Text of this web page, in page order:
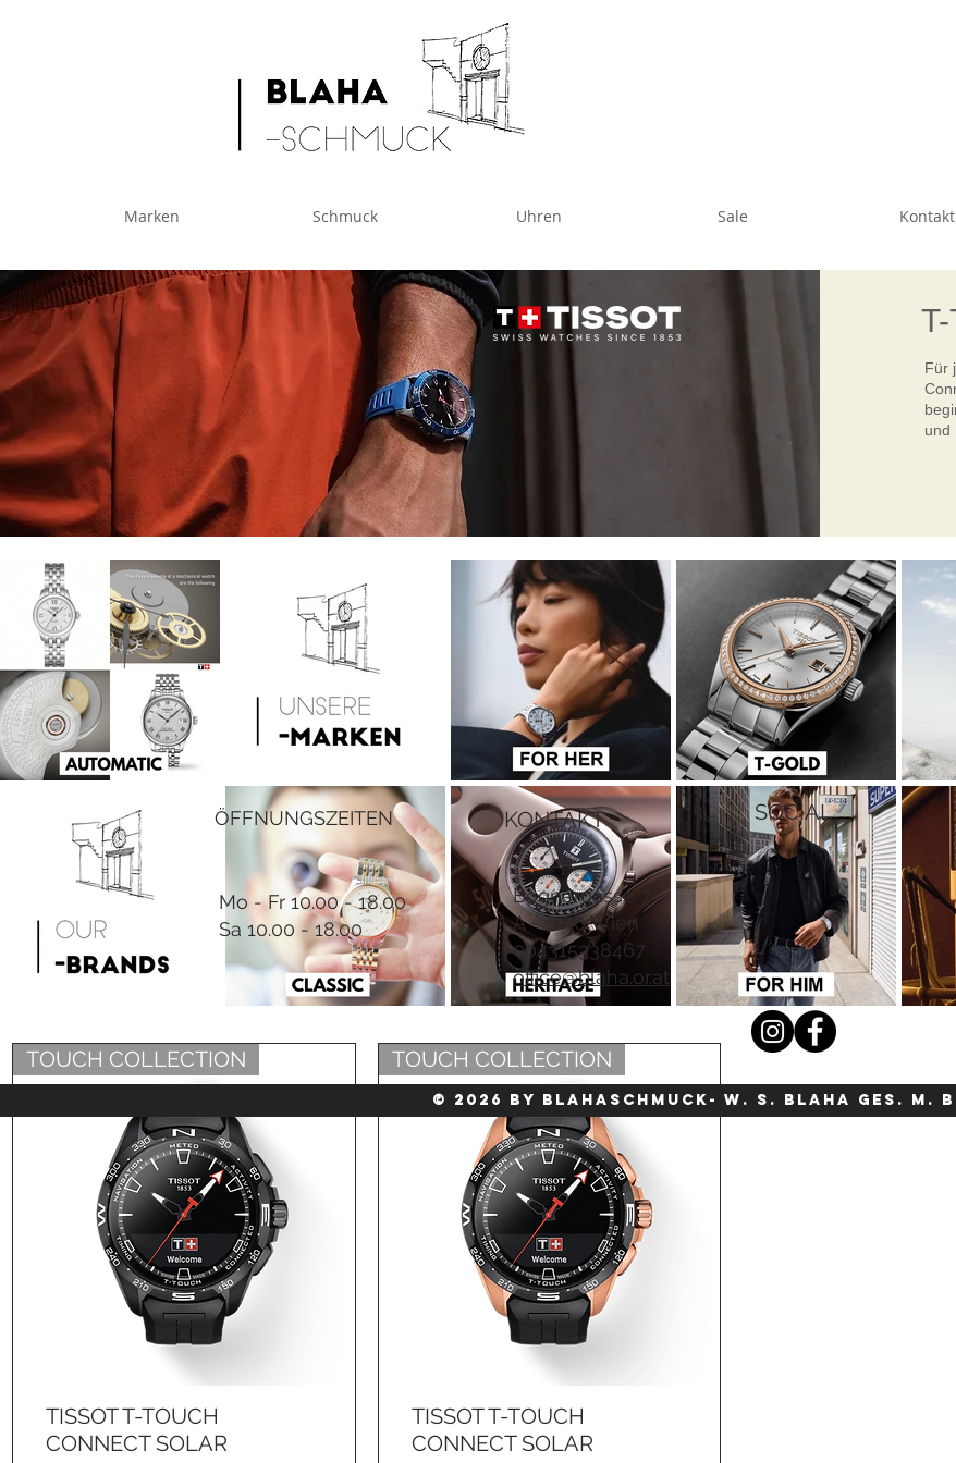
Marken Schmuck Uhren Sale Kontakt
Für
und
Schnellansicht
TOUCH COLLECTION
TISSOT T-TOUCH
CONNECT SOLAR
Schnellansicht
TOUCH COLLECTION
TISSOT T-TOUCH
CONNECT SOLAR
ÖFFNUNGSZEITEN
Mo - Fr 10.00 - 18.00
Sa 10.00 - 18.00
KONTAKT SOCIAL
Bognergasse 7
A - 1010 Wien
004315338467
office@blaha.or.at
© 2026 by blahaschmuck- W. S. Blaha Ges. m.